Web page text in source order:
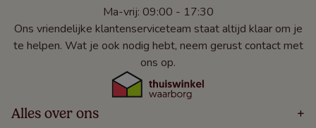
Ma-vrij: 09:00 - 17:30
Ons vriendelijke klantenserviceteam staat altijd klaar om je
te helpen. Wat je ook nodig hebt, neem gerust contact met
ons op.
Alles over ons +